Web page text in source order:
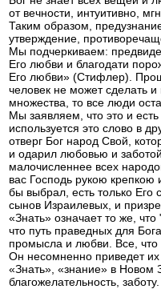
от вечности, интуитивно,
Таким образом,
утверждение,
Мы подчеркиваем:
Его любви и благодати
Его любви» (Стифлер).
человек не может сделать
множества, то все люди
Мы заявляем, что это и
используется это слово в
отверг Бог народ Свой,
и одарил любовью и
малочисленнее всех
вас Господь рукою
бы выбрал, есть только Его
сынов Израилевых, и
«Знать» означает то же,
что путь праведных для
промысла и любви. Все, что
Он несомненно приведет
«Знать», «знание» в Новом
благожелательность,